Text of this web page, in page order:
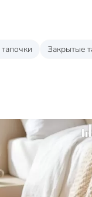
Закрытые